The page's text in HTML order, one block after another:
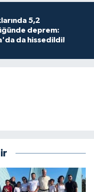
5,2
deprem:
da hissedildi!